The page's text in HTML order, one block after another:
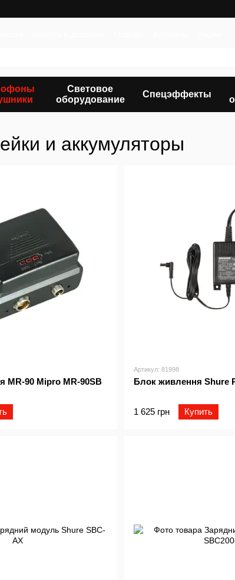
Световое
оборудование
Спецэффекты
и аккумуляторы
MR-90 Mipro MR-90SB
Артикул: 81998
Блок живлення Shure
1 625 грн Купить